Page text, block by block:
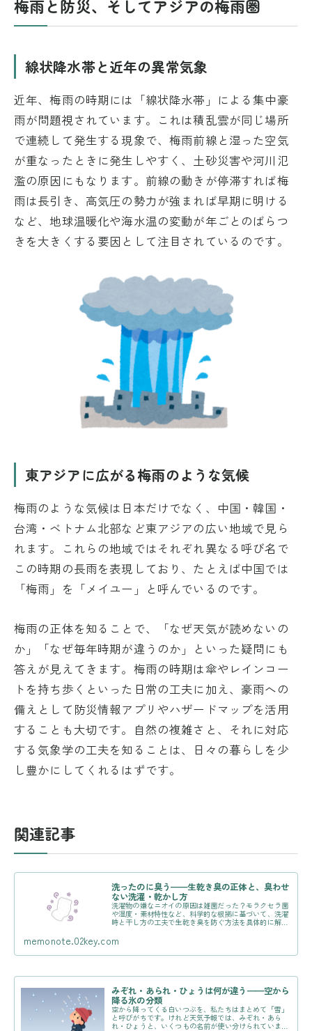
梅雨と防災、そしてアジアの梅雨圏
線状降水帯と近年の異常気象
近年、梅雨の時期には「線状降水帯」による集中豪
雨が問題視されています。これは積乱雲が同じ場所
で連続して発生する現象で、梅雨前線と湿った空気
が重なったときに発生しやすく、土砂災害や河川氾
濫の原因にもなります。前線の動きが停滞すれば梅
雨は長引き、高気圧の勢力が強まれば早期に明ける
など、地球温暖化や海水温の変動が年ごとのばらつ
きを大きくする要因として注目されているのです。
東アジアに広がる梅雨のような気候
梅雨のような気候は日本だけでなく、中国・韓国・
台湾・ベトナム北部など東アジアの広い地域で見ら
れます。これらの地域ではそれぞれ異なる呼び名で
この時期の長雨を表現しており、たとえば中国では
「梅雨」を「メイユー」と呼んでいるのです。
梅雨の正体を知ることで、「なぜ天気が読めないの
か」「なぜ毎年時期が違うのか」といった疑問にも
答えが見えてきます。梅雨の時期は傘やレインコー
トを持ち歩くといった日常の工夫に加え、豪雨への
備えとして防災情報アプリやハザードマップを活用
することも大切です。自然の複雑さと、それに対応
する気象学の工夫を知ることは、日々の暮らしを少
し豊かにしてくれるはずです。
関連記事
洗ったのに臭う——生乾き臭の正体と、臭わせ
ない洗濯・乾かし方
洗濯物の嫌なニオイの原因は雑菌だった？モラクセラ菌
や湿度・素材特性など、科学的な根拠に基づいて、洗濯
時と干し方の工夫で生乾き臭を防ぐ方法を具体的に解説
memonote.02key.com
みぞれ・あられ・ひょうは何が違う——空から
降る氷の分類
空から降ってくる白いつぶを、私たちはまとめて「雪」
と呼びがちです。けれど天気予報では、みぞれ・あら
れ・ひょうと、いくつもの名前が使い分けられていま